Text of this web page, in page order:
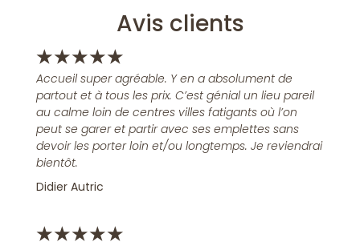
Avis clients
★★★★★
Accueil super agréable. Y en a absolument de
partout et à tous les prix. C’est génial un lieu pareil
au calme loin de centres villes fatigants où l’on
peut se garer et partir avec ses emplettes sans
devoir les porter loin et/ou longtemps. Je reviendrai
bientôt.
Didier Autric
★★★★★